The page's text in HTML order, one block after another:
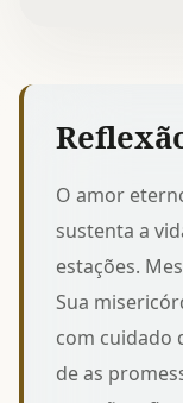
O amor
sustenta a
estações.
Sua
com cuidado
deas